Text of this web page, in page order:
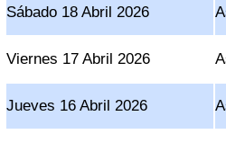
Sábado 18 Abril 2026
Viernes 17 Abril 2026
Jueves 16 Abril 2026